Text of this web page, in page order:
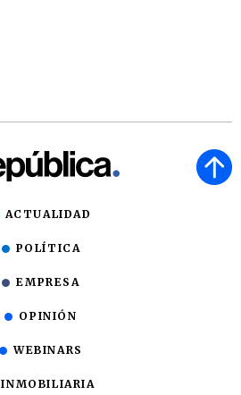
ACTUALIDAD
POLÍTICA
EMPRESA
OPINIÓN
WEBINARS
INMOBILIARIA